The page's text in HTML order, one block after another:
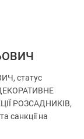
статус
РОЗСАДНИКІВ,
санкції на